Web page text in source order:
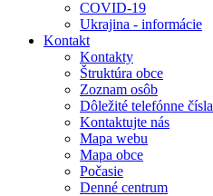
COVID-19
Ukrajina - informácie
Kontakt
Kontakty
Štruktúra obce
Zoznam osôb
Dôležité telefónne čísla
Kontaktujte nás
Mapa webu
Mapa obce
Počasie
Denné centrum